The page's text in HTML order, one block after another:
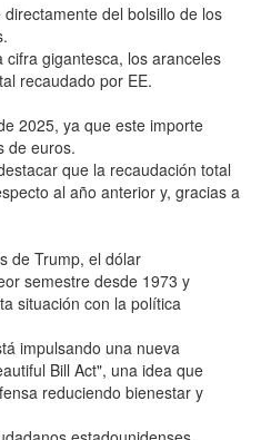
del bolsillo de los
gigantesca, los aranceles
recaudado por EE.
2025, ya que este importe
de euros.
que la recaudación total
al año anterior y, gracias a
de Trump, el dólar
semestre desde 1973 y
situación con la política
impulsando una nueva
Bill Act", una idea que
reduciendo bienestar y